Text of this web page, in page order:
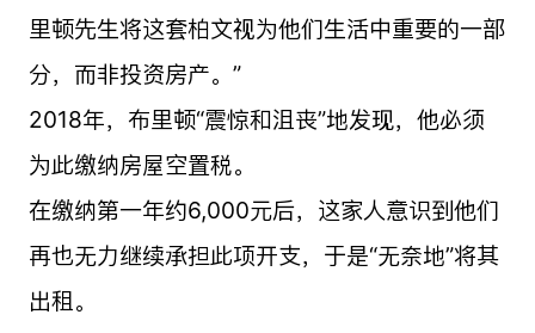
里顿先生将这套柏文视为他们生活中重要的一部
分，而非投资房产。”
2018年，布里顿“震惊和沮丧”地发现，他必须
为此缴纳房屋空置税。
在缴纳第一年约6,000元后，这家人意识到他们
再也无力继续承担此项开支，于是“无奈地”将其
出租。